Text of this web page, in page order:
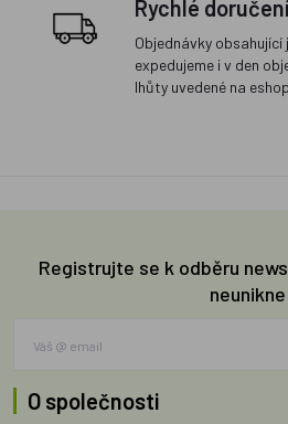
Rychlé doručení
Objednávky
expedujeme i v den
lhůty uvedené na
Registrujte se k odběru
neunikne
O společnosti